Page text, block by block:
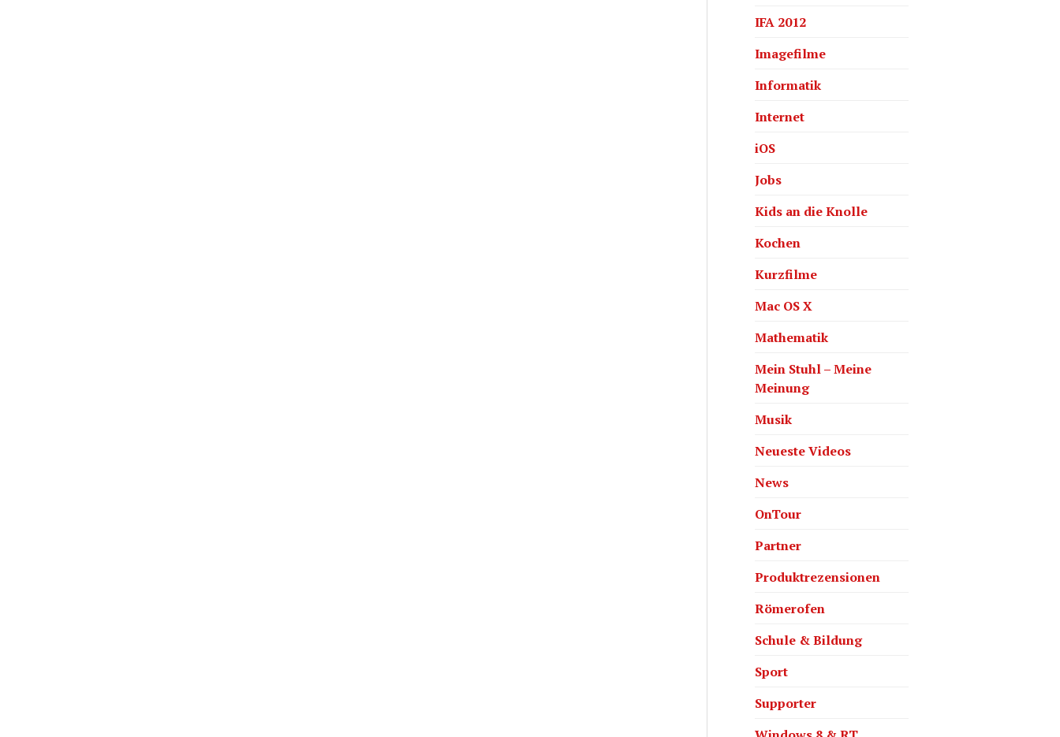
IFA 2012
Imagefilme
Informatik
Internet
iOS
Jobs
Kids an die Knolle
Kochen
Kurzfilme
Mac OS X
Mathematik
Mein Stuhl – Meine
Meinung
Musik
Neueste Videos
News
OnTour
Partner
Produktrezensionen
Römerofen
Schule & Bildung
Sport
Supporter